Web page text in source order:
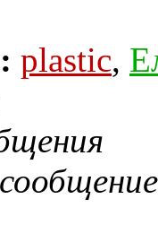
plastic,